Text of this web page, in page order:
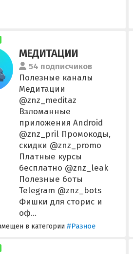
МЕДИТАЦИИ
54 подписчиков
Полезные каналы
Медитации
@znz_meditaz
Взломанные
приложения Android
@znz_pril Промокоды,
скидки @znz_promo
Платные курсы
бесплатно @znz_leak
Полезные боты
Telegram @znz_bots
Фишки для сторис и
оф...
в категории #Разное